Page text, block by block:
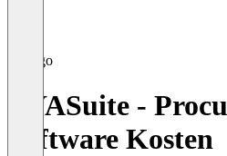
TYASuite -
Software Kosten